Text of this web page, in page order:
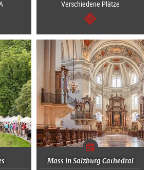
Verschiedene Plätze
Tovább
Mass in Salzburg Cathedral